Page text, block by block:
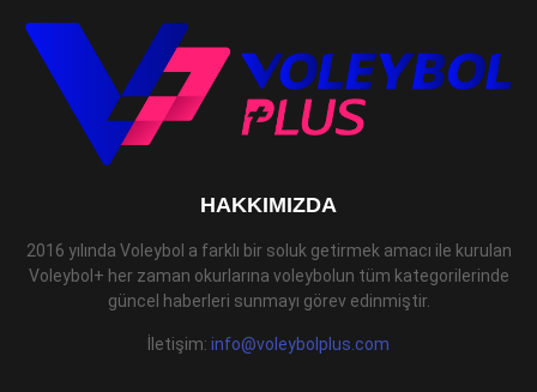
HAKKIMIZDA
2016 yılında Voleybol a farklı bir soluk getirmek amacı ile kurulan
Voleybol+ her zaman okurlarına voleybolun tüm kategorilerinde
güncel haberleri sunmayı görev edinmiştir.
İletişim: info@voleybolplus.com